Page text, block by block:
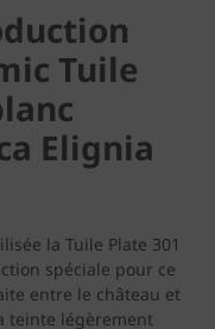
Tuile
Elignia
la Tuile Plate 301
spéciale pour ce
entre le château et
teinte légèrement